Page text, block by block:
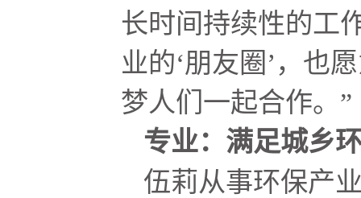
长时间持续性的工
业的‘朋友圈’，也
梦人们一起合作。”
专业：满足城乡
伍莉从事环保产